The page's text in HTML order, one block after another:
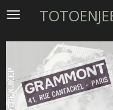
Passer
contenu